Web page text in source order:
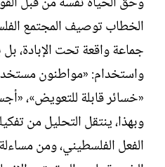
الخطاب توصيف المجتمع
جماعة واقعة تحت الإبادة،
واستخدام: «مواطنون
«خسائر قابلة للتعويض»،
وبهذا، ينتقل التحليل من
الفعل الفلسطيني، ومن